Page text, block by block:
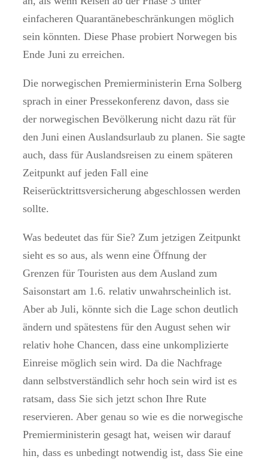
einfacheren Quarantänebeschränkungen möglich
sein könnten. Diese Phase probiert Norwegen bis
Ende Juni zu erreichen.
Die norwegischen Premierministerin Erna Solberg
sprach in einer Pressekonferenz davon, dass sie
der norwegischen Bevölkerung nicht dazu rät für
den Juni einen Auslandsurlaub zu planen. Sie sagte
auch, dass für Auslandsreisen zu einem späteren
Zeitpunkt auf jeden Fall eine
Reiserücktrittsversicherung abgeschlossen werden
sollte.
Was bedeutet das für Sie? Zum jetzigen Zeitpunkt
sieht es so aus, als wenn eine Öffnung der
Grenzen für Touristen aus dem Ausland zum
Saisonstart am 1.6. relativ unwahrscheinlich ist.
Aber ab Juli, könnte sich die Lage schon deutlich
ändern und spätestens für den August sehen wir
relativ hohe Chancen, dass eine unkomplizierte
Einreise möglich sein wird. Da die Nachfrage
dann selbstverständlich sehr hoch sein wird ist es
ratsam, dass Sie sich jetzt schon Ihre Rute
reservieren. Aber genau so wie es die norwegische
Premierministerin gesagt hat, weisen wir darauf
hin, dass es unbedingt notwendig ist, dass Sie eine